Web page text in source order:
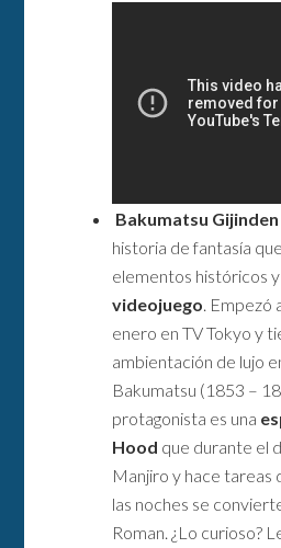
Bakumatsu Gijinden
historia de fantasía
elementos históricos y
videojuego .
enero en TV Tokyo y
ambientación de lujo
Bakumatsu (1853 –
protagonista es una
Hood que durante el
Manjiro y hace tareas
las noches se
Roman. ¿Lo curioso?